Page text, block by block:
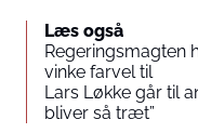
Læs også
Regeringsmagten
vinke farvel til
Lars Løkke går til
bliver så træt”